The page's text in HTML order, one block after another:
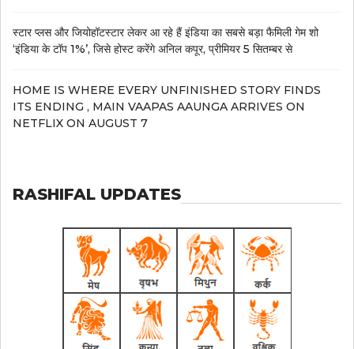
स्टार प्लस और जियोहॉटस्टार लेकर आ रहे हैं इंडिया का सबसे बड़ा फैमिली गेम शो
‘इंडिया के टॉप 1%’, जिसे होस्ट करेंगे अनिल कपूर, प्रीमियर 5 सितम्बर से
HOME IS WHERE EVERY UNFINISHED STORY FINDS
ITS ENDING , MAIN VAAPAS AAUNGA ARRIVES ON
NETFLIX ON AUGUST 7
RASHIFAL UPDATES